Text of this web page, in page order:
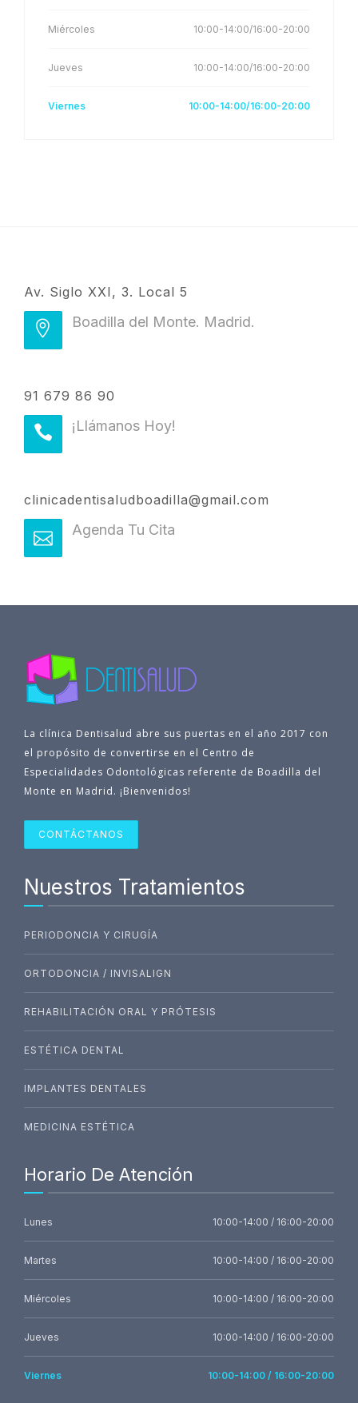
Miércoles 10:00-14:00/16:00-20:00
Jueves 10:00-14:00/16:00-20:00
Viernes 10:00-14:00/16:00-20:00
Av. Siglo XXI, 3. Local 5
Boadilla del Monte. Madrid.
91 679 86 90
¡Llámanos Hoy!
clinicadentisaludboadilla@gmail.com
Agenda Tu Cita
La clínica Dentisalud abre sus puertas en el año 2017 con
el propósito de convertirse en el Centro de
Especialidades Odontológicas referente de Boadilla del
Monte en Madrid. ¡Bienvenidos!
CONTÁCTANOS
Nuestros Tratamientos
PERIODONCIA Y CIRUGÍA
ORTODONCIA / INVISALIGN
REHABILITACIÓN ORAL Y PRÓTESIS
ESTÉTICA DENTAL
IMPLANTES DENTALES
MEDICINA ESTÉTICA
Horario De Atención
Lunes 10:00-14:00 / 16:00-20:00
Martes 10:00-14:00 / 16:00-20:00
Miércoles 10:00-14:00 / 16:00-20:00
Jueves 10:00-14:00 / 16:00-20:00
Viernes 10:00-14:00 / 16:00-20:00